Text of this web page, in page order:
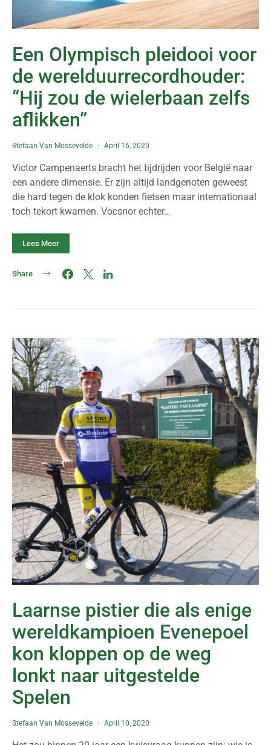
Een Olympisch pleidooi voor
de werelduurrecordhouder:
“Hij zou de wielerbaan zelfs
aflikken”
Stefaan Van Mossevelde April 16, 2020
Victor Campenaerts bracht het tijdrijden voor België naar
een andere dimensie. Er zijn altijd landgenoten geweest
die hard tegen de klok konden fietsen maar internationaal
toch tekort kwamen. Vocsnor echter…
Lees Meer
Share
Laarnse pistier die als enige
wereldkampioen Evenepoel
kon kloppen op de weg
lonkt naar uitgestelde
Spelen
Stefaan Van Mossevelde April 10, 2020